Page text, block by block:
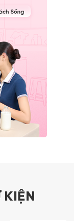
KIỆN